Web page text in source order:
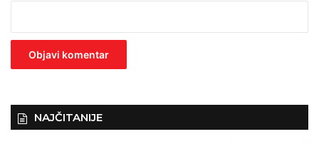
z
NAJČITANIJE